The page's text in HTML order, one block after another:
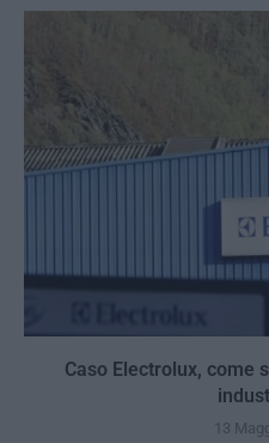
Caso Electrolux, come
13